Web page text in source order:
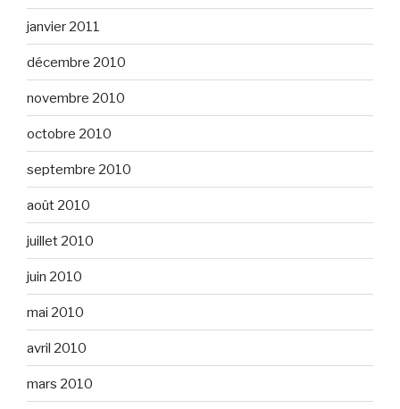
janvier 2011
décembre 2010
novembre 2010
octobre 2010
septembre 2010
août 2010
juillet 2010
juin 2010
mai 2010
avril 2010
mars 2010